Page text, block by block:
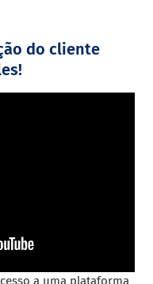
do cliente
a uma plataforma